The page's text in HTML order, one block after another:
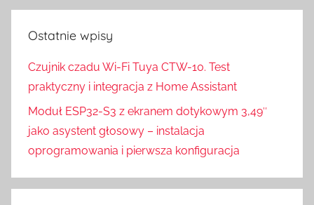
Ostatnie wpisy
Czujnik czadu Wi-Fi Tuya CTW-10. Test
praktyczny i integracja z Home Assistant
Moduł ESP32-S3 z ekranem dotykowym 3,49″
jako asystent głosowy – instalacja
oprogramowania i pierwsza konfiguracja